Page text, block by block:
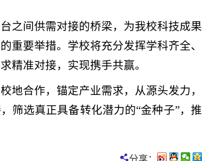
之间供需对接的桥梁，为我校科技成果
重要举措。学校将充分发挥学科齐全、
精准对接，实现携手共赢。
地合作，锚定产业需求，从源头发力，
筛选真正具备转化潜力的“金种子”，推
分享：